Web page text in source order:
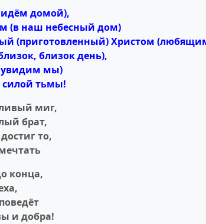
домой),
(в наш небесный дом)
(приготовленный) Христом
близок день),
мы)
силой тьмы!
миг,
брат,
то,
конца,
и добра!